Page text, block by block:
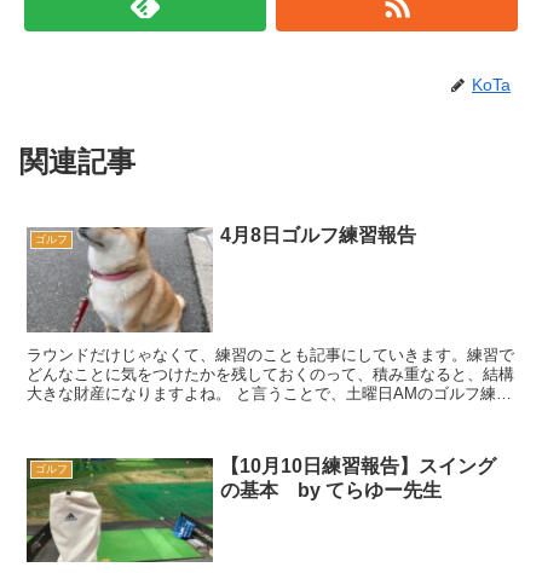
KoTa
関連記事
ゴルフ 4月8日ゴルフ練習報告
ラウンドだけじゃなくて、練習のことも記事にしていきます。練習で
どんなことに気をつけたかを残しておくのって、積み重なると、結構
大きな財産になりますよね。 と言うことで、土曜日AMのゴルフ練
ゴルフ
【10月10日練習報告】スイング
の基本 by てらゆー先生